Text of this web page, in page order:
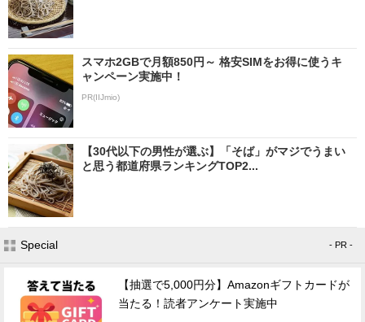
スマホ2GBで月額850円～ 格安SIMをお得に使うキ
ャンペーン実施中！
PR(IIJmio)
【30代以下の男性が選ぶ】「そば」がマジでうまい
と思う都道府県ランキングTOP2...
Special - PR -
【抽選で5,000円分】Amazonギフトカードが
当たる！読者アンケート実施中